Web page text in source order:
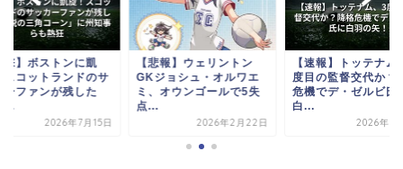
撃】ボストンに凱
スコットランドのサ
ーファンが残した
...
2026年7月15日
【悲報】ウェリントン
GKジョシュ・オルワエ
ミ、オウンゴールで5失
点...
2026年2月22日
【速報】トッテナム
度目の監督交代か？
危機でデ・ゼルビ氏
白...
2026年3